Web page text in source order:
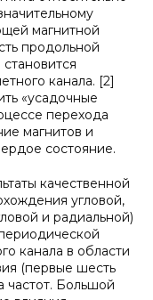
магнитной
продольной
канала. [2]
«усадочные
перехода
магнитов и
состояние.
качественной
угловой,
и радиальной)
канала в области
(первые шесть
Большой